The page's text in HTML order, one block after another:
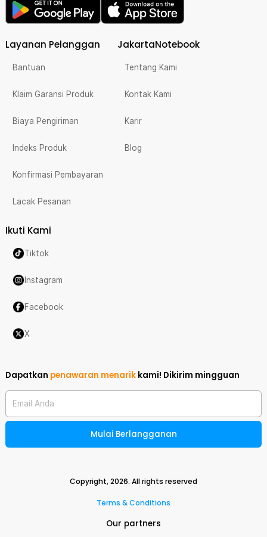
Layanan Pelanggan
Bantuan
Klaim Garansi Produk
Biaya Pengiriman
Indeks Produk
Konfirmasi Pembayaran
Lacak Pesanan
JakartaNotebook
Tentang Kami
Kontak Kami
Karir
Blog
Ikuti Kami
Tiktok
Instagram
Facebook
X
Dapatkan penawaran menarik kami! Dikirim mingguan
Email Anda
Mulai Berlangganan
Copyright,2026. All rights reserved
Terms & Conditions
Our partners